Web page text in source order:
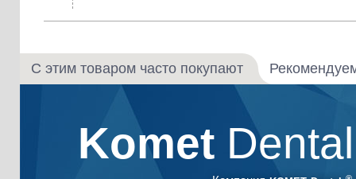
С этим товаром часто покупают
Komet